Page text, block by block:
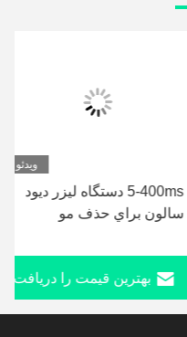
ویدئو
5-400ms دستگاه ليزر ديود
سالون براي حذف مو
بهترین قیمت را دریافت